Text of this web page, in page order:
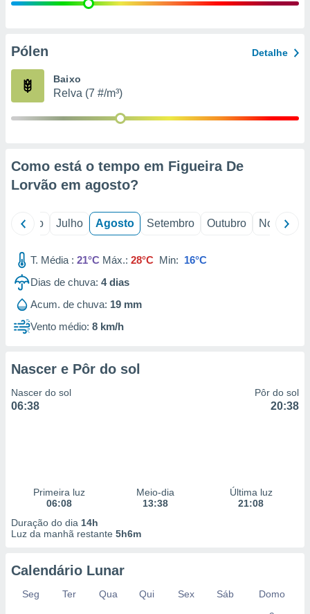
e
de
Pólen Detalhe
Baixo
Relva (7 #/m³)
Como está o tempo em Figueira De
Lorvão em agosto?
Junho Julho Agosto Setembro Outubro Novembro
T. Média : 21°C Máx.: 28°C Min: 16°C
Dias de chuva: 4dias
Acum. de chuva: 19 mm
Vento médio: 8 km/h
Nascer e Pôr do sol
Nascer do sol
06:38
Pôr do sol
20:38
Primeira luz
06:08
Meio-dia
13:38
Última luz
21:08
Duração do dia 14h
Luz da manhã restante 5h6m
Calendário Lunar
Seg Ter Qua Qui Sex Sáb
Domo